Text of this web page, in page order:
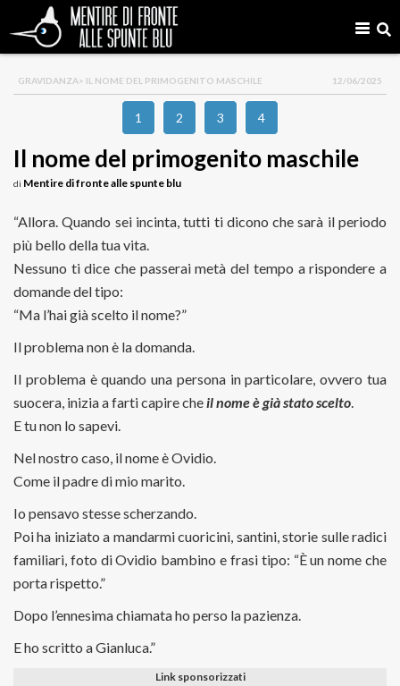
GRAVIDANZA> IL NOME DEL PRIMOGENITO MASCHILE 12/06/2025
1 2 3 4
Il nome del primogenito maschile
di Mentire di fronte alle spunte blu
“Allora. Quando sei incinta, tutti ti dicono che sarà il periodo
più bello della tua vita.
Nessuno ti dice che passerai metà del tempo a rispondere a
domande del tipo:
“Ma l’hai già scelto il nome?”
Il problema non è la domanda.
Il problema è quando una persona in particolare, ovvero tua
suocera, inizia a farti capire cheil nome è già stato scelto.
E tu non lo sapevi.
Nel nostro caso, il nome è Ovidio.
Come il padre di mio marito.
Io pensavo stesse scherzando.
Poi ha iniziato a mandarmi cuoricini, santini, storie sulle radici
familiari, foto di Ovidio bambino e frasi tipo: “È un nome che
porta rispetto.”
Dopo l’ennesima chiamata ho perso la pazienza.
E ho scritto a Gianluca.”